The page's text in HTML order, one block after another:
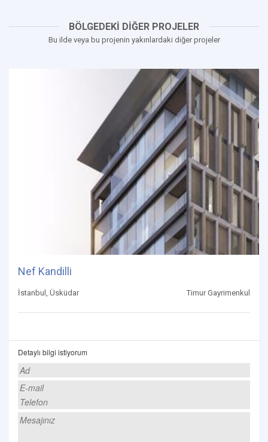
BÖLGEDEKİ DİĞER PROJELER
Bu ilde veya bu projenin yakınlardaki diğer projeler
Nef Kandilli
İstanbul, Üsküdar Timur Gayrimenkul
Detaylı bilgi istiyorum